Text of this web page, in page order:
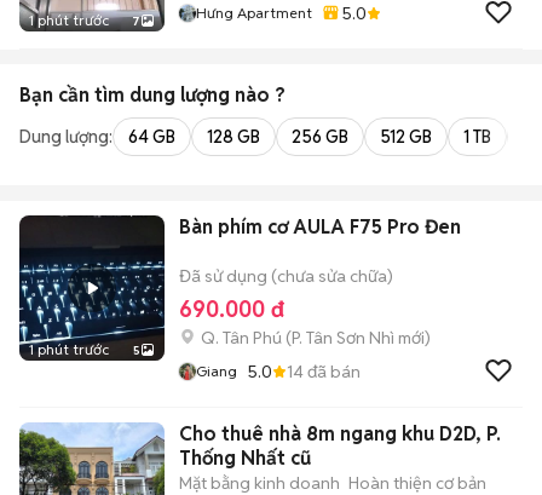
1 phút trước 7 Hưng Apartment 5.0
Bạn cần tìm dung lượng nào ?
Dung lượng: 64 GB 128 GB 256 GB 512 GB 1 TB
1 phút trước 5
Bàn phím cơ AULA F75 Pro Đen
Đã sử dụng (chưa sửa chữa)
690.000 đ
Q. Tân Phú (P. Tân Sơn Nhì mới)
Giang 5.0 14đã bán
Cho thuê nhà 8m ngang khu D2D, P.
Thống Nhất cũ
Mặt bằng kinh doanh Hoàn thiện cơ bản